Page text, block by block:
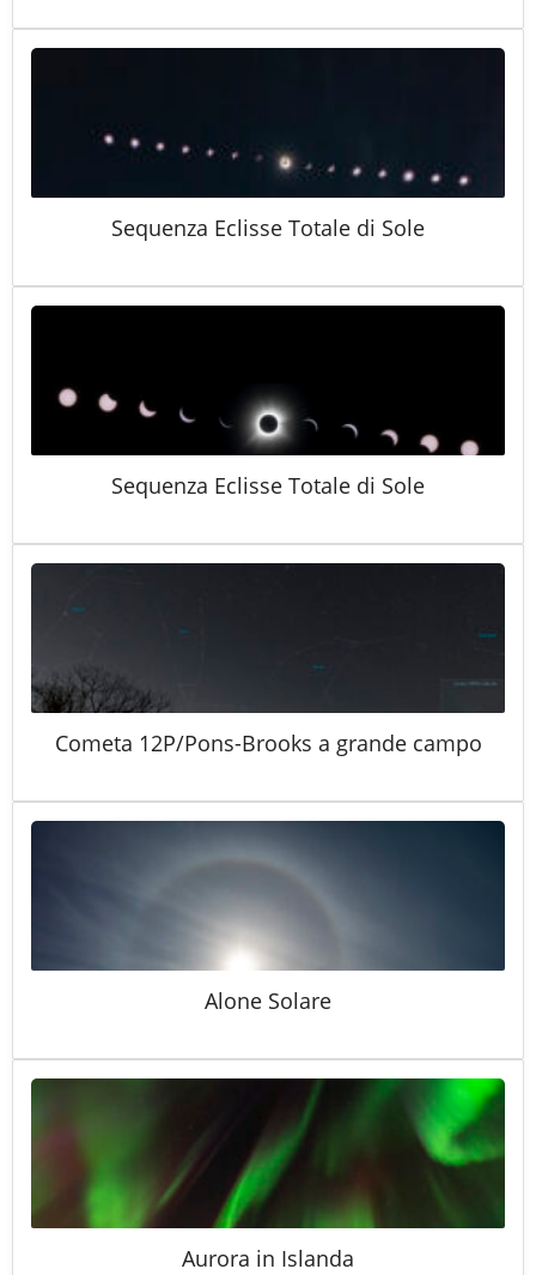
Sequenza Eclisse Totale di Sole
Sequenza Eclisse Totale di Sole
Cometa 12P/Pons-Brooks a grande campo
Alone Solare
Aurora in Islanda